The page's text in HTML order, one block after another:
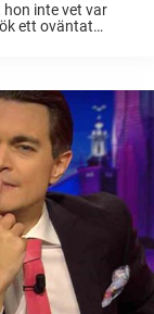
inte vet var
ett oväntat